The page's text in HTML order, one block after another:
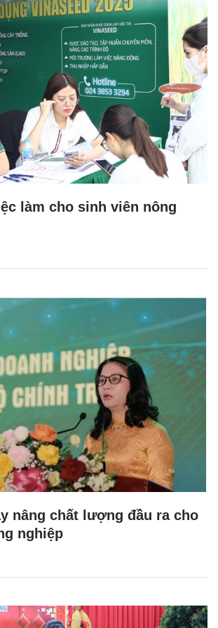
làm cho sinh viên nông
nâng chất lượng đầu ra cho
nghiệp